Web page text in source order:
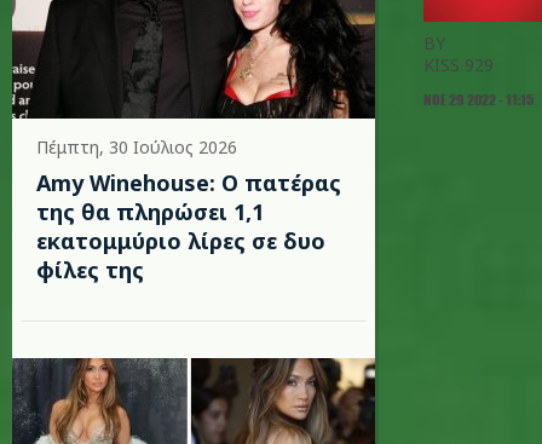
Πέμπτη, 30 Ιούλιος 2026
Amy Winehouse: Ο πατέρας
της θα πληρώσει 1,1
εκατομμύριο λίρες σε δυο
φίλες της
BY
KISS 929
ΝΟΕ 29 2022 - 11:15